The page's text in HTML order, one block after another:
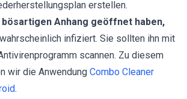
erstellen.
bösartigen Anhang geöffnet haben,
infiziert. Sie sollten ihn mit
scannen. Zu diesem
wir die Anwendung Combo Cleaner
.